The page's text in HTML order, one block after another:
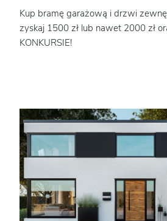
Kup bramę garażową i drzwi
zyskaj 1500 zł lub nawet 2000 zł
KONKURSIE!